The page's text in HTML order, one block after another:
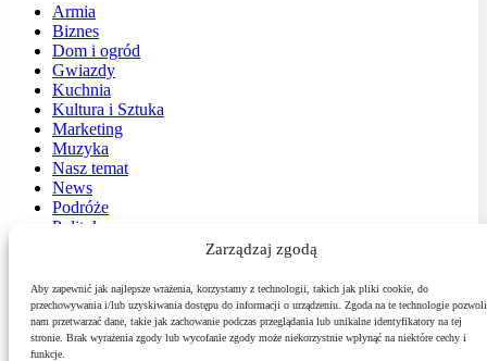
Zarządzaj zgodą
Aby zapewnić jak najlepsze wrażenia, korzystamy z technologii, takich jak pliki cookie, do
przechowywania i/lub uzyskiwania dostępu do informacji o urządzeniu. Zgoda na te technologie pozwoli
nam przetwarzać dane, takie jak zachowanie podczas przeglądania lub unikalne identyfikatory na tej
stronie. Brak wyrażenia zgody lub wycofanie zgody może niekorzystnie wpłynąć na niektóre cechy i
funkcje.
Armia
Biznes
Dom i ogród
Gwiazdy
Kuchnia
Kultura i Sztuka
Marketing
Muzyka
Nasz temat
News
Podróże
Polityka
Styl
Technologie
Zdrowie